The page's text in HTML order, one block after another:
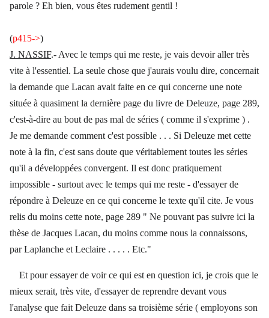
parole ? Eh bien, vous êtes rudement gentil !
(p415->)
J. NASSIF.- Avec le temps qui me reste, je vais devoir aller très
vite à l'essentiel. La seule chose que j'aurais voulu dire, concernait
la demande que Lacan avait faite en ce qui concerne une note
située à quasiment la dernière page du livre de Deleuze, page 289,
c'est-à-dire au bout de pas mal de séries ( comme il s'exprime ) .
Je me demande comment c'est possible . . . Si Deleuze met cette
note à la fin, c'est sans doute que véritablement toutes les séries
qu'il a développées convergent. Il est donc pratiquement
impossible - surtout avec le temps qui me reste - d'essayer de
répondre à Deleuze en ce qui concerne le texte qu'il cite. Je vous
relis du moins cette note, page 289 " Ne pouvant pas suivre ici la
thèse de Jacques Lacan, du moins comme nous la connaissons,
par Laplanche et Leclaire . . . . . Etc."
Et pour essayer de voir ce qui est en question ici, je crois que le
mieux serait, très vite, d'essayer de reprendre devant vous
l'analyse que fait Deleuze dans sa troisième série ( employons son